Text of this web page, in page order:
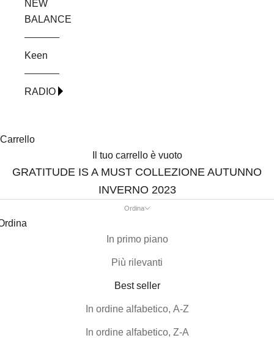
NEW
BALANCE
Keen
RADIO
Carrello
Il tuo carrello è vuoto
GRATITUDE IS A MUST COLLEZIONE AUTUNNO
INVERNO 2023
Ordina
In primo piano
Più rilevanti
Best seller
In ordine alfabetico, A-Z
In ordine alfabetico, Z-A